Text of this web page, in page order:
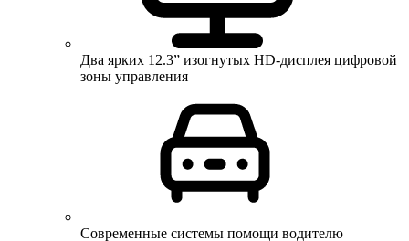
Два ярких 12.3” изогнутых HD-дисплея цифровой
зоны управления
Современные системы помощи водителю